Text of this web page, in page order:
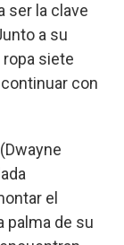
ser la clave
a su
ropa siete
con
el
palma de su